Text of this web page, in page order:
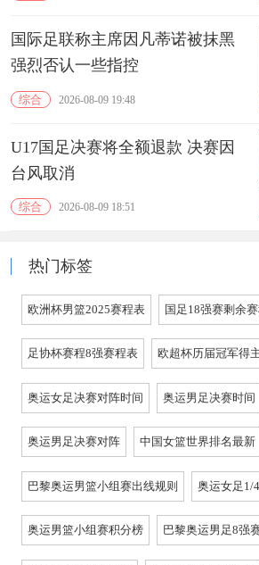
国际足联称主席因凡蒂诺被抹黑
强烈否认一些指控
综合 2026-08-09 19:48
U17国足决赛将全额退款 决赛因
台风取消
综合 2026-08-09 18:51
热门标签
欧洲杯男篮2025赛程表 国足18强赛剩余
足协杯赛程8强赛程表 欧超杯历届冠军得
奥运女足决赛对阵时间 奥运男足决赛时间
奥运男足决赛对阵 中国女篮世界排名最新
巴黎奥运男篮小组赛出线规则 奥运女足1/
奥运男篮小组赛积分榜 巴黎奥运男足8强